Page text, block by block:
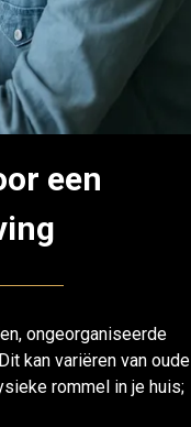
een
ongeorganiseerde
kan variëren van oude
rommel in je huis;